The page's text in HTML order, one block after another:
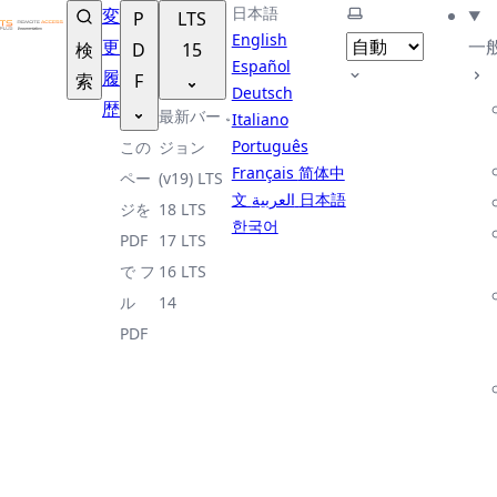
TSplus ドキュメンテーション ®
検
索
変
更
履
歴
P
D
F
この
ペー
ジを
PDF
で フ
ル
PDF
LTS
15
最新バー
ジョン
(v19) LTS
18 LTS
17 LTS
16 LTS
14
日本語
English
Español
Deutsch
Italiano
Português
Français 简体中
文
日本語
한국어
テーマを選択
一